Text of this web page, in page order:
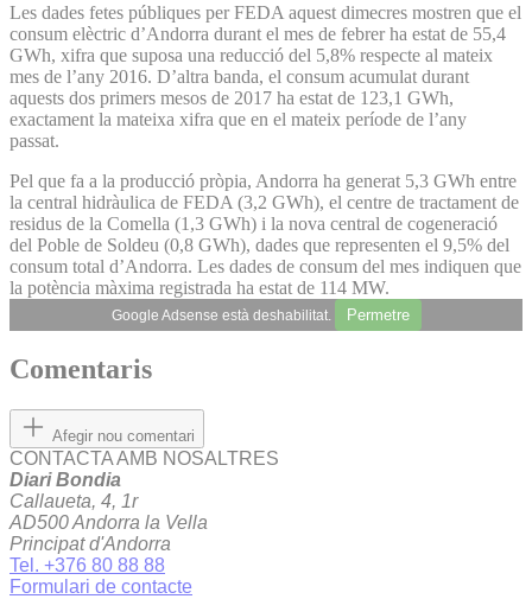
Les dades fetes públiques per FEDA aquest dimecres mostren que el
consum elèctric d’Andorra durant el mes de febrer ha estat de 55,4
GWh, xifra que suposa una reducció del 5,8% respecte al mateix
mes de l’any 2016. D’altra banda, el consum acumulat durant
aquests dos primers mesos de 2017 ha estat de 123,1 GWh,
exactament la mateixa xifra que en el mateix període de l’any
passat.
Pel que fa a la producció pròpia, Andorra ha generat 5,3 GWh entre
la central hidràulica de FEDA (3,2 GWh), el centre de tractament de
residus de la Comella (1,3 GWh) i la nova central de cogeneració
del Poble de Soldeu (0,8 GWh), dades que representen el 9,5% del
consum total d’Andorra. Les dades de consum del mes indiquen que
la potència màxima registrada ha estat de 114 MW.
Google Adsense està deshabilitat. Permetre
Comentaris
Afegir nou comentari
CONTACTA AMB NOSALTRES
Diari Bondia
Callaueta, 4, 1r
AD500 Andorra la Vella
Principat d'Andorra
Tel. +376 80 88 88
Formulari de contacte